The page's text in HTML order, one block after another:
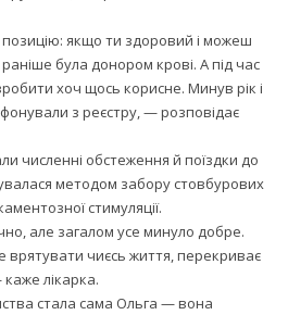
якщо ти здоровий і можеш
була донором крові. А під час
хоч щось корисне. Минув рік і
з реєстру, — розповідає
численні обстеження й поїздки до
методом забору стовбурових
стимуляції.
але загалом усе минуло добре.
чиєсь життя, перекриває
лікарка.
стала сама Ольга — вона